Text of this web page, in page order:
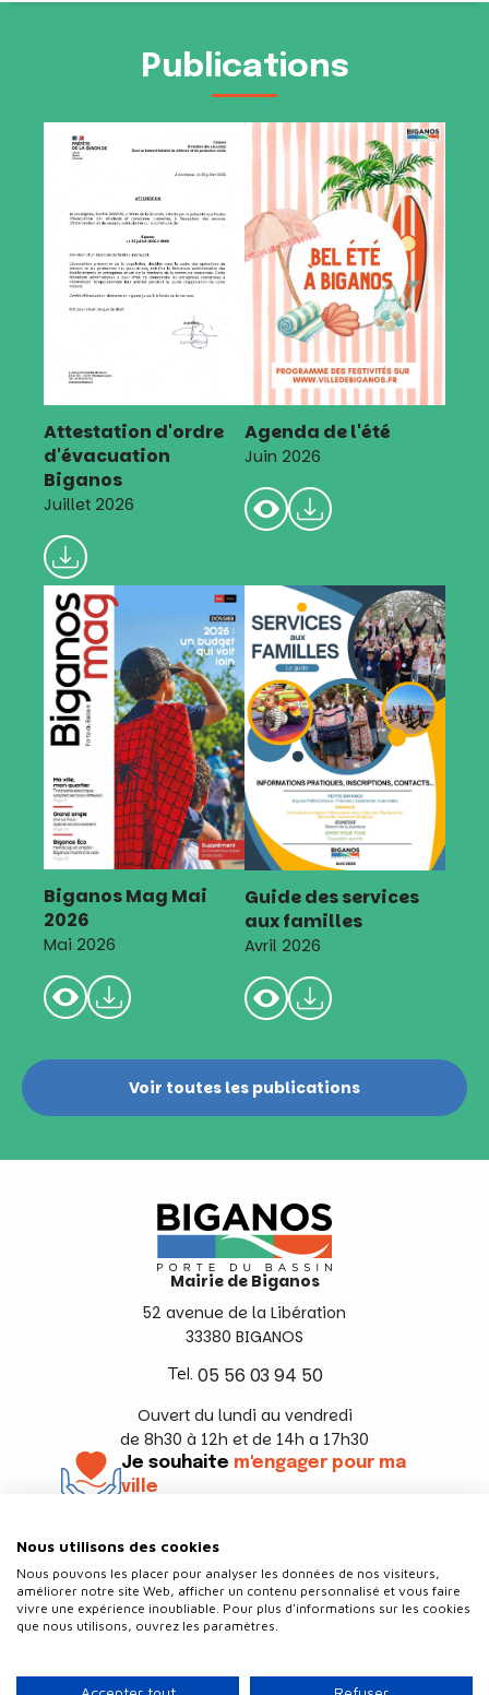
Publications
Attestation d'ordre
d'évacuation
Biganos
Juillet 2026
Agenda de l'été
Juin 2026
Biganos Mag Mai
2026
Mai 2026
Guide des services
aux familles
Avril 2026
Voir toutes les publications
Mairie de Biganos
52 avenue de la Libération
33380 BIGANOS
Tel. 05 56 03 94 50
Ouvert du lundi au vendredi
de 8h30 à 12h et de 14h a 17h30
Je souhaite m'engager pour ma
ville
Suivez-nous
Politique de confidentialité
Nous utilisons des cookies
Nous pouvons les placer pour analyser les données de nos visiteurs,
améliorer notre site Web, afficher un contenu personnalisé et vous faire
vivre une expérience inoubliable. Pour plus d'informations sur les cookies
que nous utilisons, ouvrez les paramètres.